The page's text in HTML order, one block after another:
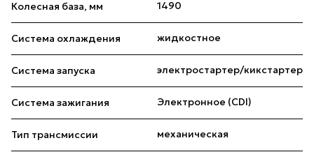
Колесная база, мм 1490
Система охлаждения жидкостное
Система запуска электростартер/кикстартер
Система зажигания Электронное (CDI)
Тип трансмиссии механическая